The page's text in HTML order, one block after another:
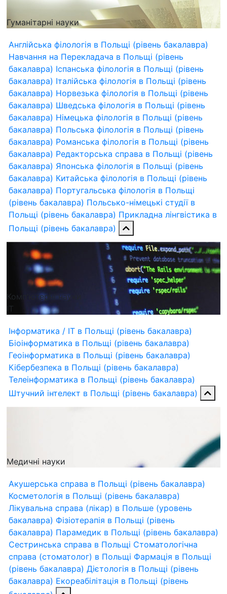
Гуманітарні науки
Англійська філологія в Польщі (рівень бакалавра)
Навчання на Перекладача в Польщі (рівень
бакалавра) Іспанська філологія в Польщі (рівень
бакалавра) Італійська філологія в Польщі (рівень
бакалавра) Норвезька філологія в Польщі (рівень
бакалавра) Шведська філологія в Польщі (рівень
бакалавра) Німецька філологія в Польщі (рівень
бакалавра) Польська філологія в Польщі (рівень
бакалавра) Романська філологія в Польщі (рівень
бакалавра) Редакторська справа в Польщі (рівень
бакалавра) Японська філологія в Польщі (рівень
бакалавра) Китайська філологія в Польщі (рівень
бакалавра) Португальська філологія в Польщі
(рівень бакалавра) Польсько-німецькі студії в
Польщі (рівень бакалавра) Прикладна лінгвістика в
Польщі (рівень бакалавра)
Комп'ютерні науки
ІТ
Інформатика / IT в Польщі (рівень бакалавра)
Біоінформатика в Польщі (рівень бакалавра)
Геоінформатика в Польщі (рівень бакалавра)
Кібербезпека в Польщі (рівень бакалавра)
Телеінформатика в Польщі (рівень бакалавра)
Штучний інтелект в Польщі (рівень бакалавра)
Медичні науки
Акушерська справа в Польщі (рівень бакалавра)
Косметологія в Польщі (рівень бакалавра)
Лікувальна справа (лікар) в Польше (уровень
бакалавра) Фізіотерапія в Польщі (рівень
бакалавра) Парамедик в Польщі (рівень бакалавра)
Сестринська справа в Польщі Стоматологічна
справа (стоматолог) в Польщі Фармація в Польщі
(рівень бакалавра) Дієтологія в Польщі (рівень
бакалавра) Екореабілітація в Польщі (рівень